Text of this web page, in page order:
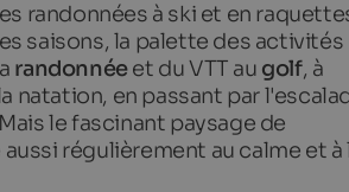
randonnées à ski et en
saisons, la palette des activités
randonnéeet du VTT au golf, à
natation, en passant par
le fascinant paysage de
aussi régulièrement au calme et à